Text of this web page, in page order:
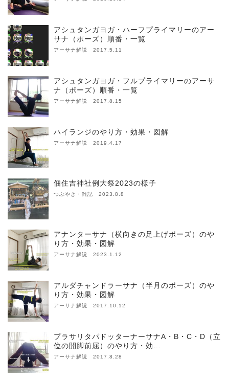
アシュタンガヨガ・ハーフプライマリーのアー
サナ（ポーズ）順番・一覧
アーサナ解説 2017.5.11
アシュタンガヨガ・フルプライマリーのアーサ
ナ（ポーズ）順番・一覧
アーサナ解説 2017.8.15
ハイランジのやり方・効果・図解
アーサナ解説 2019.4.17
佃住吉神社例大祭2023の様子
つぶやき・雑記 2023.8.8
アナンターサナ（横向きの足上げポーズ）のや
り方・効果・図解
アーサナ解説 2023.1.12
アルダチャンドラーサナ（半月のポーズ）のや
り方・効果・図解
アーサナ解説 2017.10.12
プラサリタパドッターナーサナA・B・C・D（立
位の開脚前屈）のやり方・効…
アーサナ解説 2017.8.28